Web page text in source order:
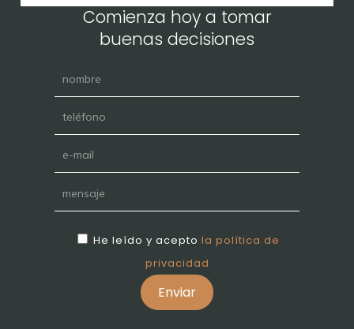
Comienza hoy a tomar
buenas decisiones
He leído y acepto la política de
privacidad